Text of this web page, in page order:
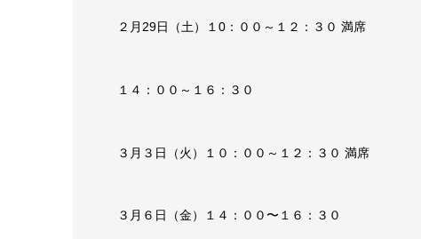
２月29日（土）１0：００～１２：３０ 満席
１４：００～１６：３０
３月３日（火）１０：００～１２：３０ 満席
３月６日（金）１４：００〜１６：３０